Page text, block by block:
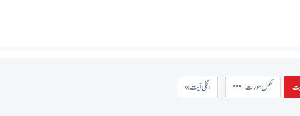
مکمل سورت « اگلی آیت